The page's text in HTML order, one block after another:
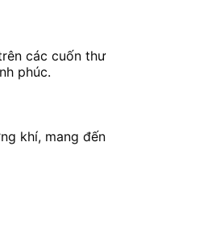
các cuốn thư
phúc.
khí, mang đến